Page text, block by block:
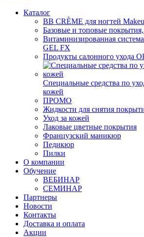
Каталог
BB CRÈME для ногтей
Базовые и топовые
Витаминизированная
GEL FX
Продукты салонного ухода
Специальные средства по
кожей
ПРОМО
Жидкости для снятия
Уход за кожей
Лаковые цветные покрытия
Французский маникюр
Педикюр
Пилки
О компании
Обучение
ВЕБИНАР
СЕМИНАР
Партнеры
Новости
Контакты
Доставка и оплата
Акции